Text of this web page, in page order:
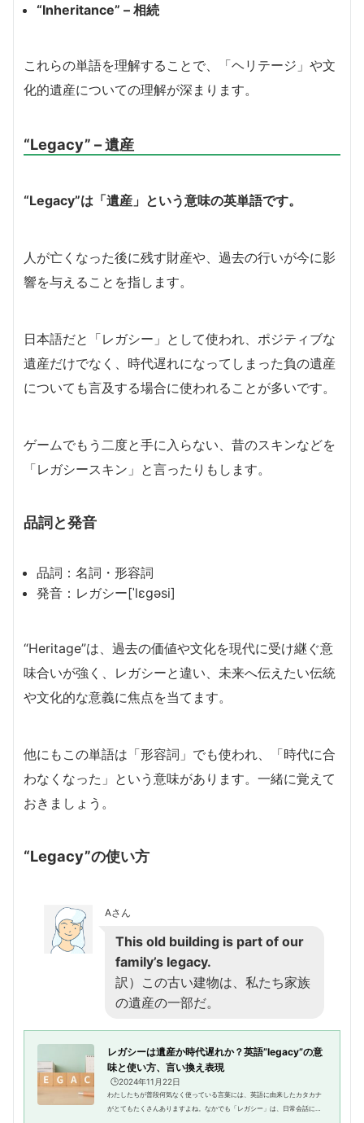
“Inheritance” – 相続
これらの単語を理解することで、「ヘリテージ」や文
化的遺産についての理解が深まります。
“Legacy” – 遺産
“Legacy”は「遺産」という意味の英単語です。
人が亡くなった後に残す財産や、過去の行いが今に影
響を与えることを指します。
日本語だと「レガシー」として使われ、ポジティブな
遺産だけでなく、時代遅れになってしまった負の遺産
についても言及する場合に使われることが多いです。
ゲームでもう二度と手に入らない、昔のスキンなどを
「レガシースキン」と言ったりもします。
品詞と発音
品詞：名詞・形容詞
発音：レガシー[ˈlɛgəsi]
“Heritage”は、過去の価値や文化を現代に受け継ぐ意
味合いが強く、レガシーと違い、未来へ伝えたい伝統
や文化的な意義に焦点を当てます。
他にもこの単語は「形容詞」でも使われ、「時代に合
わなくなった」という意味があります。一緒に覚えて
おきましょう。
“Legacy”の使い方
Aさん
This old building is part of our
family’s legacy.
訳）この古い建物は、私たち家族
の遺産の一部だ。
レガシーは遺産か時代遅れか？英語”legacy”の意
味と使い方、言い換え表現
🕒️2024年11月22日
わたしたちが普段何気なく使っている言葉には、英語に由来したカタカナ
がとてもたくさんありますよね。なかでも「レガシー」は、日常会話に限